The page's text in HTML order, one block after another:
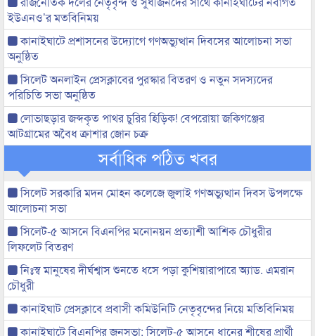
ইউএনও’র মতবিনিময়
কানাইঘাটে প্রশাসনের উদ্যোগে গণঅভ্যুত্থান দিবসের আলোচনা সভা
অনুষ্ঠিত
সিলেট অনলাইন প্রেসক্লাবের পুরস্কার বিতরণ ও নতুন সদস্যদের
পরিচিতি সভা অনুষ্ঠিত
লোভাছড়ার জব্দকৃত পাথর চুরির হিড়িক! বেপরোয়া জকিগঞ্জের
আটগ্রামের অবৈধ ক্রাশার জোন চক্র
সর্বাধিক পঠিত খবর
সিলেট সরকারি মদন মোহন কলেজে জুলাই গণঅভ্যুত্থান দিবস উপলক্ষে
আলোচনা সভা
সিলেট-৫ আসনে বিএনপির মনোনয়ন প্রত্যাশী আশিক চৌধুরীর
লিফলেট বিতরণ
নিঃস্ব মানুষের দীর্ঘশ্বাস শুনতে ধসে পড়া কুশিয়ারাপারে অ্যাড. এমরান
চৌধুরী
কানাইঘাট প্রেসক্লাবে প্রবাসী কমিউনিটি নেতৃবৃন্দের নিয়ে মতিবিনিময়
কানাইঘাটে বিএনপির জনসভা: সিলেট-৫ আসনে ধানের শীষের প্রার্থী